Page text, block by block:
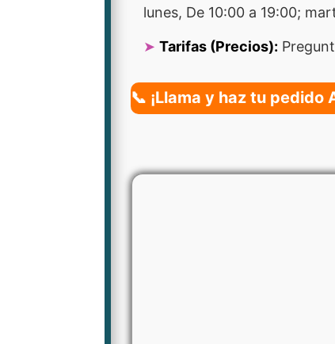
lunes, De 10:00 a 19:00;
Tarifas (Precios):
📞 ¡Llama y haz tu pedido